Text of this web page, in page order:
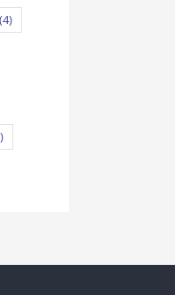
(4)